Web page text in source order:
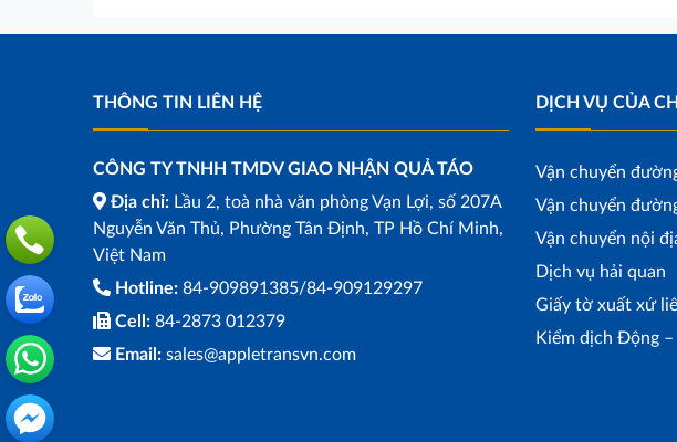
THÔNG TIN LIÊN HỆ
CÔNG TY TNHH TMDV GIAO NHẬN QUẢ TÁO
Địa chỉ: Lầu 2, toà nhà văn phòng Vạn Lợi, số 207A
Nguyễn Văn Thủ, Phường Tân Định, TP Hồ Chí Minh,
Việt Nam
Hotline: 84-909891385/84-909129297
Cell: 84-2873 012379
Email: sales@appletransvn.com
DỊCH VỤ CỦA
Vận chuyển
Vận chuyển
Vận chuyển nội
Dịch vụ hải quan
Giấy tờ xuất xứ
Kiểm dịch Động